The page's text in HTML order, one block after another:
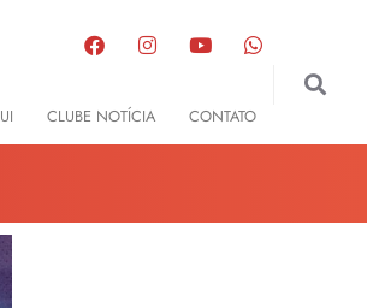
CLUBE NOTÍCIA CONTATO